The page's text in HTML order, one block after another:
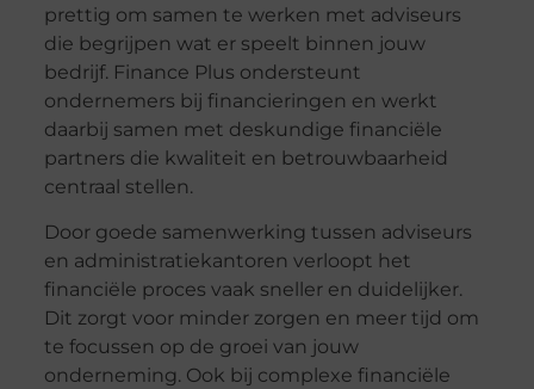
prettig om samen te werken met adviseurs
die begrijpen wat er speelt binnen jouw
bedrijf. Finance Plus ondersteunt
ondernemers bij financieringen en werkt
daarbij samen met deskundige financiële
partners die kwaliteit en betrouwbaarheid
centraal stellen.
Door goede samenwerking tussen adviseurs
en administratiekantoren verloopt het
financiële proces vaak sneller en duidelijker.
Dit zorgt voor minder zorgen en meer tijd om
te focussen op de groei van jouw
onderneming. Ook bij complexe financiële